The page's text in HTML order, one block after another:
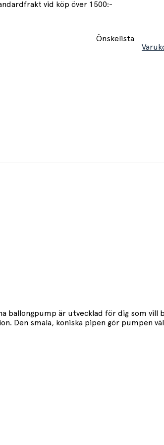
vid köp över 1500:-
Önskelista
ballongpump är utvecklad för dig som
Den smala, koniska pipen gör pumpen